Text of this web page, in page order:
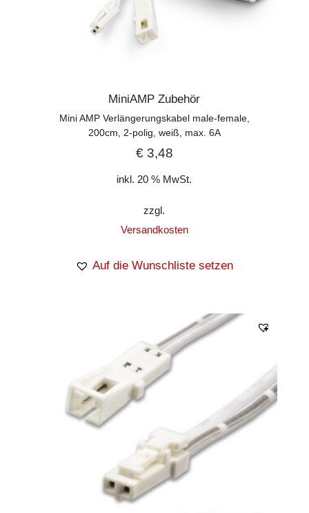
MiniAMP Zubehör
Mini AMP Verlängerungskabel male-female,
200cm, 2-polig, weiß, max. 6A
€3,48
inkl. 20 % MwSt.
zzgl.
Versandkosten
Auf die Wunschliste setzen